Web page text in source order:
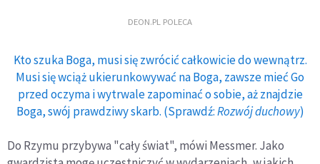
DEON.PL POLECA
Kto szuka Boga, musi się zwrócić całkowicie do wewnątrz.
Musi się wciąż ukierunkowywać na Boga, zawsze mieć Go
przed oczyma i wytrwale zapominać o sobie, aż znajdzie
Boga, swój prawdziwy skarb. (Sprawdź:Rozwój duchowy)
Do Rzymu przybywa "cały świat", mówi Messmer. Jako